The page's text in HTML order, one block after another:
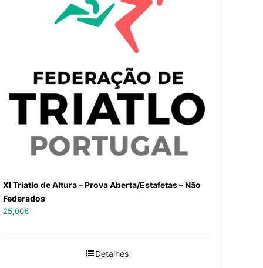
XI Triatlo de Altura – Prova Aberta/Estafetas – Não
Federados
25,00€
Detalhes